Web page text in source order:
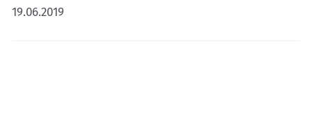
19.06.2019